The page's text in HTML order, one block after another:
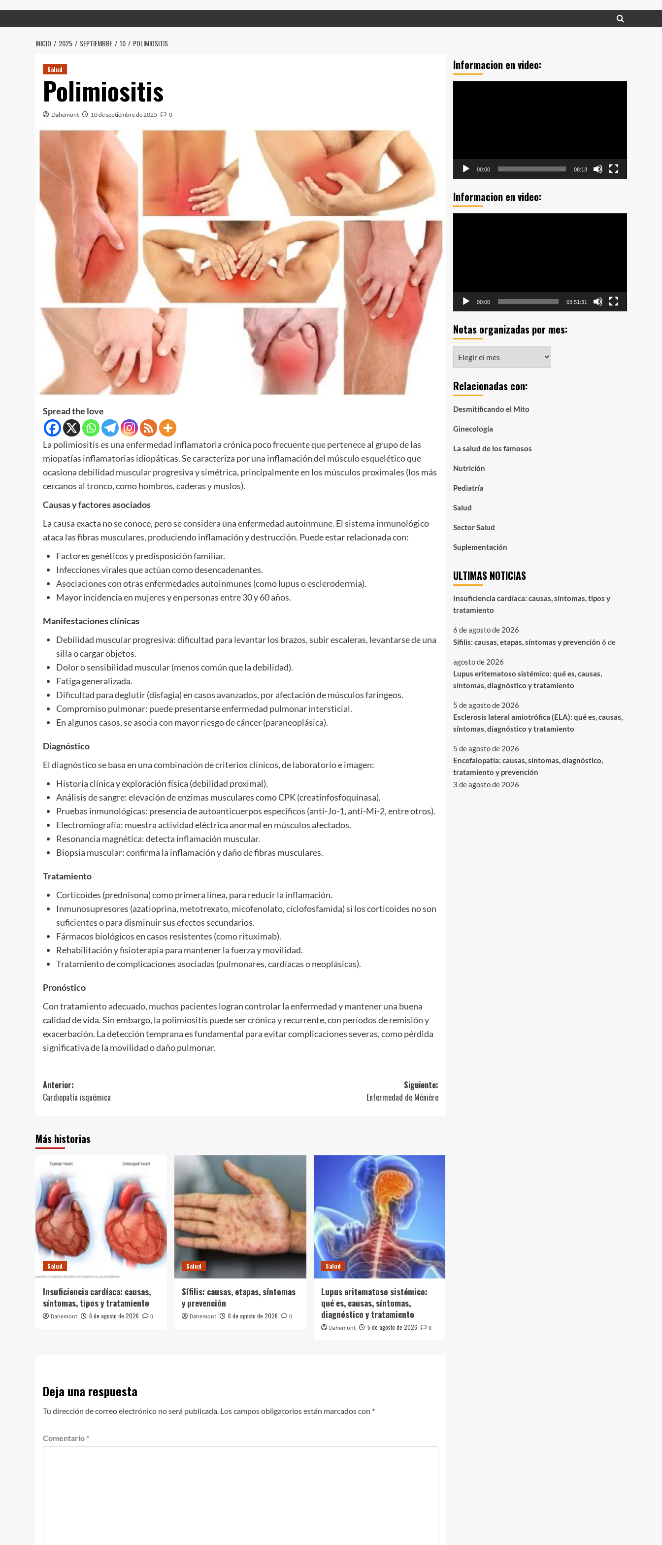
INICIO 2025 SEPTIEMBRE 10 POLIMIOSITIS
Salud
Polimiositis
Dahemont 10 de septiembre de 2025 0
Spread the love
La polimiositis es una enfermedad inflamatoria crónica poco frecuente que pertenece al grupo de las
miopatías inflamatorias idiopáticas. Se caracteriza por una inflamación del músculo esquelético que
ocasiona debilidad muscular progresiva y simétrica, principalmente en los músculos proximales (los más
cercanos al tronco, como hombros, caderas y muslos).
Causas y factores asociados
La causa exacta no se conoce, pero se considera una enfermedad autoinmune. El sistema inmunológico
ataca las fibras musculares, produciendo inflamación y destrucción. Puede estar relacionada con:
Factores genéticos y predisposición familiar.
Infecciones virales que actúan como desencadenantes.
Asociaciones con otras enfermedades autoinmunes (como lupus o esclerodermia).
Mayor incidencia en mujeres y en personas entre 30 y 60 años.
Manifestaciones clínicas
Debilidad muscular progresiva: dificultad para levantar los brazos, subir escaleras, levantarse de una
silla o cargar objetos.
Dolor o sensibilidad muscular (menos común que la debilidad).
Fatiga generalizada.
Dificultad para deglutir (disfagia) en casos avanzados, por afectación de músculos faríngeos.
Compromiso pulmonar: puede presentarse enfermedad pulmonar intersticial.
En algunos casos, se asocia con mayor riesgo de cáncer (paraneoplásica).
Diagnóstico
El diagnóstico se basa en una combinación de criterios clínicos, de laboratorio e imagen:
Historia clínica y exploración física (debilidad proximal).
Análisis de sangre: elevación de enzimas musculares como CPK (creatinfosfoquinasa).
Pruebas inmunológicas: presencia de autoanticuerpos específicos (anti-Jo-1, anti-Mi-2, entre otros).
Electromiografía: muestra actividad eléctrica anormal en músculos afectados.
Resonancia magnética: detecta inflamación muscular.
Biopsia muscular: confirma la inflamación y daño de fibras musculares.
Tratamiento
Corticoides (prednisona) como primera línea, para reducir la inflamación.
Inmunosupresores (azatioprina, metotrexato, micofenolato, ciclofosfamida) si los corticoides no son
suficientes o para disminuir sus efectos secundarios.
Fármacos biológicos en casos resistentes (como rituximab).
Rehabilitación y fisioterapia para mantener la fuerza y movilidad.
Tratamiento de complicaciones asociadas (pulmonares, cardíacas o neoplásicas).
Pronóstico
Con tratamiento adecuado, muchos pacientes logran controlar la enfermedad y mantener una buena
calidad de vida. Sin embargo, la polimiositis puede ser crónica y recurrente, con períodos de remisión y
exacerbación. La detección temprana es fundamental para evitar complicaciones severas, como pérdida
significativa de la movilidad o daño pulmonar.
Navegación
de
Anterior:
Cardiopatía isquémica
Siguiente:
Enfermedad de Ménière
Más historias
Salud
Insuficiencia cardíaca: causas,
síntomas, tipos y tratamiento
Dahemont 6 de agosto de 2026 0
Salud
Sífilis: causas, etapas, síntomas
y prevención
Dahemont 6 de agosto de 2026 0
Salud
Lupus eritematoso sistémico:
qué es, causas, síntomas,
diagnóstico y tratamiento
Dahemont 5 de agosto de 2026 0
Deja una respuesta
Tu dirección de correo electrónico no será publicada. Los campos obligatorios están marcados con *
Comentario *
Informacion en video:
00:00 08:13
Informacion en video:
00:00 03:51:31
Notas organizadas por mes:
organizadas
mes:
Relacionadas con:
Desmitificando el Mito
Ginecología
La salud de los famosos
Nutrición
Pediatría
Salud
Sector Salud
Suplementación
ULTIMAS NOTICIAS
Insuficiencia cardíaca: causas, síntomas, tipos y
tratamiento
6 de agosto de 2026
Sífilis: causas, etapas, síntomas y prevención 6 de
agosto de 2026
Lupus eritematoso sistémico: qué es, causas,
síntomas, diagnóstico y tratamiento
5 de agosto de 2026
Esclerosis lateral amiotrófica (ELA): qué es, causas,
síntomas, diagnóstico y tratamiento
5 de agosto de 2026
Encefalopatía: causas, síntomas, diagnóstico,
tratamiento y prevención
3 de agosto de 2026